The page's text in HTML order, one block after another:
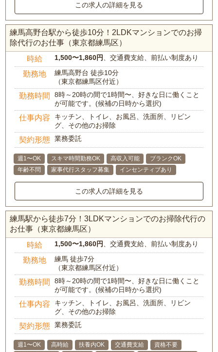
この求人の詳細を見る
練馬高野台駅から徒歩10分！2LDKマンションでのお掃
除代行のお仕事（東京都練馬区）
時給 1,500〜1,860円 、交通費支給、前払い制度あり
勤務地
練馬高野台 徒歩10分
（東京都練馬区付近）
勤務時間
8時～20時の間で1時間〜、好きな日に働くこと
が可能です。(候補の日時から選択)
仕事内容
キッチン、トイレ、お風呂、洗面所、リビン
グ、その他のお掃除
契約形態 業務委託
週1〜OK スキマ時間勤務OK 高収入可能
ブランクOK
年齢不問
家事代行スタッフ募集 インセンティブあり
この求人の詳細を見る
練馬駅から徒歩7分！3LDKマンションでのお掃除代行の
お仕事（東京都練馬区）
時給 1,500〜1,860円 、交通費支給、前払い制度あり
勤務地
練馬 徒歩7分
（東京都練馬区付近）
勤務時間
8時～20時の間で1時間〜、好きな日に働くこと
が可能です。(候補の日時から選択)
仕事内容
キッチン、トイレ、お風呂、洗面所、リビン
グ、その他のお掃除
契約形態 業務委託
週1〜OK 高時給 扶養内OK 交通費支給
資格不要